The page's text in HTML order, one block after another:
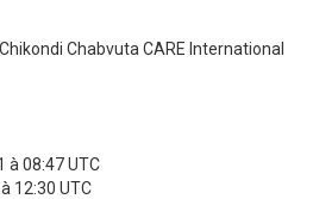
Chabvuta CARE International
à 08:47 UTC
12:30 UTC